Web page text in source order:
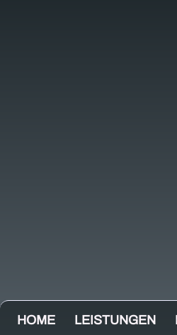
HOME LEISTUNGEN